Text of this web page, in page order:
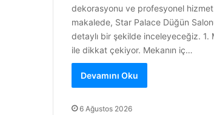
dekorasyonu ve profesyonel
makalede, Star Palace Düğün
detaylı bir şekilde inceleyeceğiz. 1.
ile dikkat çekiyor. Mekanın iç…
Devamını Oku
6 Ağustos 2026